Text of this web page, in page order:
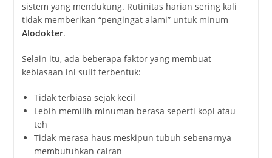
sistem yang mendukung. Rutinitas harian sering kali
tidak memberikan “pengingat alami” untuk minum
Alodokter.
Selain itu, ada beberapa faktor yang membuat
kebiasaan ini sulit terbentuk:
Tidak terbiasa sejak kecil
Lebih memilih minuman berasa seperti kopi atau
teh
Tidak merasa haus meskipun tubuh sebenarnya
membutuhkan cairan